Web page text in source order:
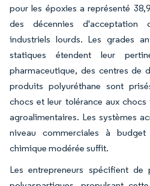
pour les époxies a représenté
des décennies d'acceptation
industriels lourds. Les grades
statiques étendent leur
pharmaceutique, des centres de
produits polyuréthane sont
chocs et leur tolérance aux chocs
agroalimentaires. Les systèmes
niveau commerciales à
chimique modérée suffit.
Les entrepreneurs spécifient